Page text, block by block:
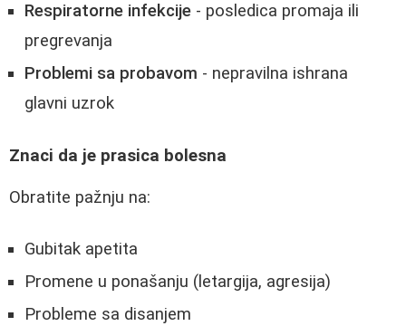
Respiratorne infekcije - posledica promaja ili
pregrevanja
Problemi sa probavom - nepravilna ishrana
glavni uzrok
Znaci da je prasica bolesna
Obratite pažnju na:
Gubitak apetita
Promene u ponašanju (letargija, agresija)
Probleme sa disanjem